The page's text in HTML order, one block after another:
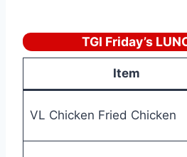
TGI Friday’s
Item
VL Chicken Fried Chicken